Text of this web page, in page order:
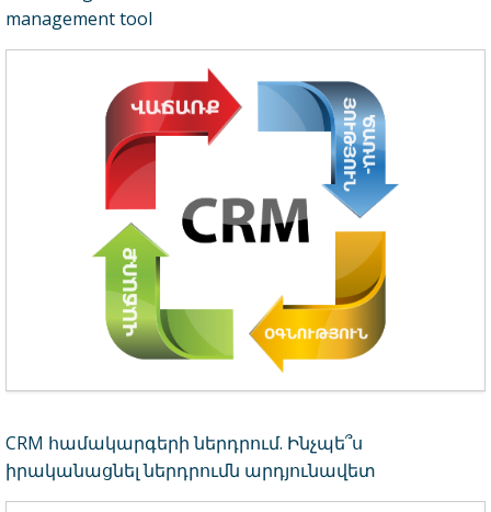
management tool
CRM համակարգերի ներդրում. Ինչպե՞ս
իրականացնել ներդրումն արդյունավետ